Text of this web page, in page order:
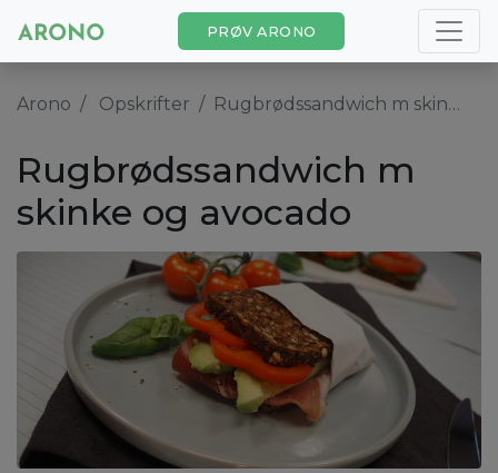
PRØV ARONO
Arono Opskrifter Rugbrødssandwich m skinke og avocado
Rugbrødssandwich m
skinke og avocado